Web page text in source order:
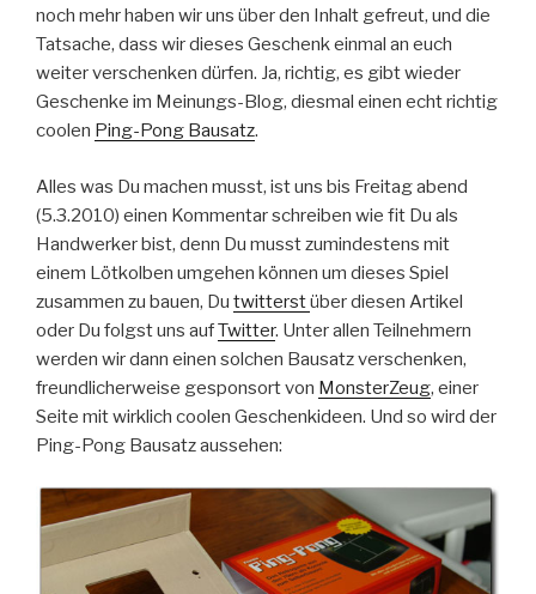
noch mehr haben wir uns über den Inhalt gefreut, und die
Tatsache, dass wir dieses Geschenk einmal an euch
weiter verschenken dürfen. Ja, richtig, es gibt wieder
Geschenke im Meinungs-Blog, diesmal einen echt richtig
coolen Ping-Pong Bausatz.
Alles was Du machen musst, ist uns bis Freitag abend
(5.3.2010) einen Kommentar schreiben wie fit Du als
Handwerker bist, denn Du musst zumindestens mit
einem Lötkolben umgehen können um dieses Spiel
zusammen zu bauen, Du twitterstüber diesen Artikel
oder Du folgst uns aufTwitter. Unter allen Teilnehmern
werden wir dann einen solchen Bausatz verschenken,
freundlicherweise gesponsort von MonsterZeug, einer
Seite mit wirklich coolen Geschenkideen. Und so wird der
Ping-Pong Bausatz aussehen: